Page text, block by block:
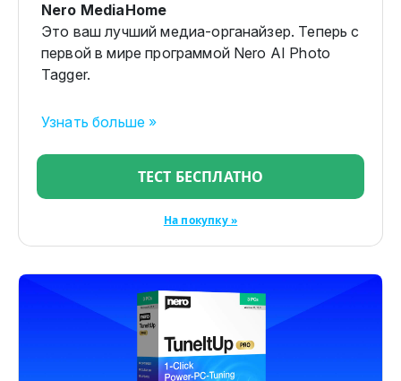
Nero MediaHome
Это ваш лучший медиа-органайзер. Теперь с
первой в мире программой Nero AI Photo
Tagger.
Узнать больше »
ТЕСТ БЕСПЛАТНО
На покупку »